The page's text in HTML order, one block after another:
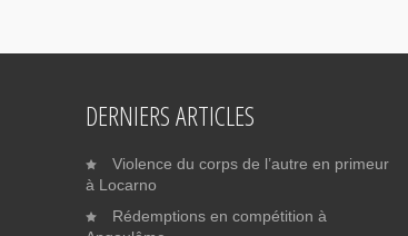
DERNIERS ARTICLES
Violence du corps de l’autre en primeur
à Locarno
Rédemptions en compétition à